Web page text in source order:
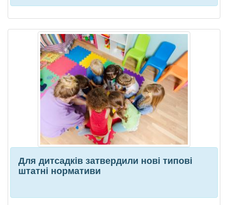
Для дитсадків затвердили нові типові
штатні нормативи